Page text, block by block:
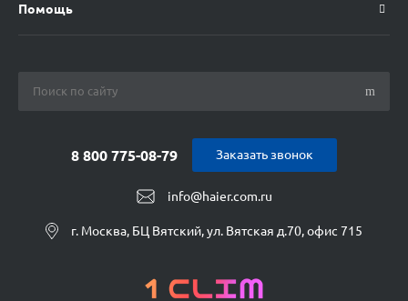
Помощь
info@haier.com.ru
8 800 775-08-79
г. Москва, БЦ Вятский, ул. Вятская д.70, офис 715
Заказать звонок